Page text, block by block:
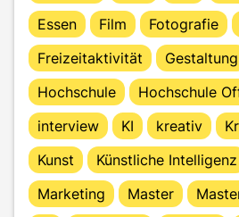
Essen
Film Fotografie
Freizeitaktivität
Gestaltung
Hochschule
Hochschule
interview
KI kreativ
Kunst
Künstliche Intelligenz
Marketing
Master